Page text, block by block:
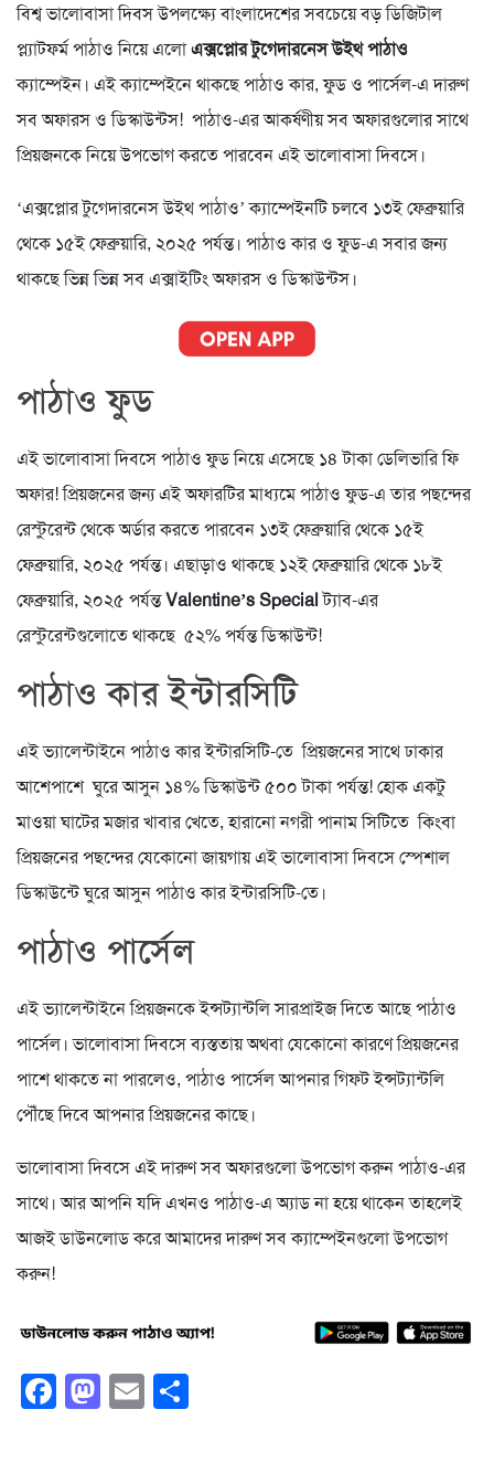
বিশ্ব ভালোবাসা দিবস উপলক্ষ্যে বাংলাদেশের সবচেয়ে বড় ডিজিটাল
প্ল্যাটফর্ম পাঠাও নিয়ে এলোএক্সপ্লোর টুগেদারনেস উইথ পাঠাও
ক্যাম্পেইন। এই ক্যাম্পেইনে থাকছে পাঠাও কার, ফুড ও পার্সেল-এ দারুণ
সব অফারস ও ডিস্কাউন্টস! পাঠাও-এর আকর্ষণীয় সব অফারগুলোর সাথে
প্রিয়জনকে নিয়ে উপভোগ করতে পারবেন এই ভালোবাসা দিবসে।
‘এক্সপ্লোর টুগেদারনেস উইথ পাঠাও’ ক্যাম্পেইনটি চলবে ১৩ই ফেব্রুয়ারি
থেকে ১৫ই ফেব্রুয়ারি, ২০২৫ পর্যন্ত। পাঠাও কার ও ফুড-এ সবার জন্য
থাকছে ভিন্ন ভিন্ন সব এক্সাইটিং অফারস ও ডিস্কাউন্টস।
পাঠাও ফুড
এই ভালোবাসা দিবসে পাঠাও ফুড নিয়ে এসেছে ১৪ টাকা ডেলিভারি ফি
অফার! প্রিয়জনের জন্য এই অফারটির মাধ্যমে পাঠাও ফুড-এ তার পছন্দের
রেস্টুরেন্ট থেকে অর্ডার করতে পারবেন ১৩ই ফেব্রুয়ারি থেকে ১৫ই
ফেব্রুয়ারি, ২০২৫ পর্যন্ত। এছাড়াও থাকছে ১২ই ফেব্রুয়ারি থেকে ১৮ই
ফেব্রুয়ারি, ২০২৫ পর্যন্তValentine’s Specialট্যাব-এর
রেস্টুরেন্টগুলোতে থাকছে ৫২% পর্যন্ত ডিস্কাউন্ট!
পাঠাও কার ইন্টারসিটি
এই ভ্যালেন্টাইনে পাঠাও কার ইন্টারসিটি-তে প্রিয়জনের সাথে ঢাকার
আশেপাশে ঘুরে আসুন ১৪% ডিস্কাউন্ট ৫০০ টাকা পর্যন্ত! হোক একটু
মাওয়া ঘাটের মজার খাবার খেতে, হারানো নগরী পানাম সিটিতে কিংবা
প্রিয়জনের পছন্দের যেকোনো জায়গায় এই ভালোবাসা দিবসে স্পেশাল
ডিস্কাউন্টে ঘুরে আসুন পাঠাও কার ইন্টারসিটি-তে।
পাঠাও পার্সেল
এই ভ্যালেন্টাইনে প্রিয়জনকে ইন্সট্যান্টলি সারপ্রাইজ দিতে আছে পাঠাও
পার্সেল। ভালোবাসা দিবসে ব্যস্ততায় অথবা যেকোনো কারণে প্রিয়জনের
পাশে থাকতে না পারলেও, পাঠাও পার্সেল আপনার গিফট ইন্সট্যান্টলি
পৌঁছে দিবে আপনার প্রিয়জনের কাছে।
ভালোবাসা দিবসে এই দারুণ সব অফারগুলো উপভোগ করুন পাঠাও-এর
সাথে। আর আপনি যদি এখনও পাঠাও-এ অ্যাড না হয়ে থাকেন তাহলেই
আজই ডাউনলোড করে আমাদের দারুণ সব ক্যাম্পেইনগুলো উপভোগ
করুন!
Facebook
Mastodon
Email